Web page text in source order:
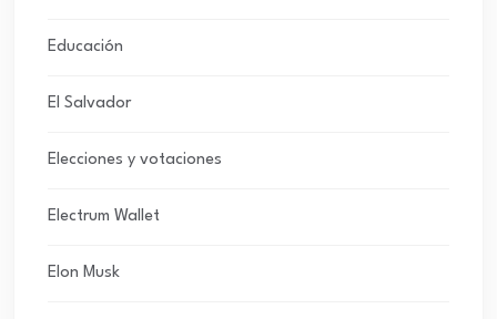
Educación
El Salvador
Elecciones y votaciones
Electrum Wallet
Elon Musk